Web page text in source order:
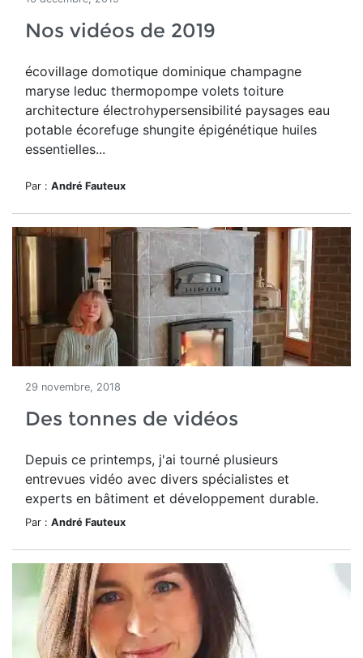
Nos vidéos de 2019
écovillage domotique dominique champagne
maryse leduc thermopompe volets toiture
architecture électrohypersensibilité paysages eau
potable écorefuge shungite épigénétique huiles
essentielles...
Par : André Fauteux
29 novembre, 2018
Des tonnes de vidéos
Depuis ce printemps, j'ai tourné plusieurs
entrevues vidéo avec divers spécialistes et
experts en bâtiment et développement durable.
Par : André Fauteux